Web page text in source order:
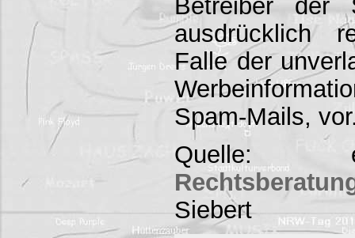
Betreiber der
ausdrücklich
Falle der
Spam-Mails,
Quelle:
Siebert